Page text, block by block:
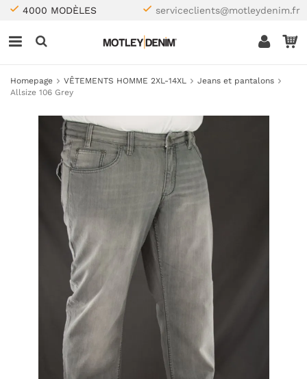
4000 MODÈLES serviceclients@motleydenim.fr
Homepage VÊTEMENTS HOMME 2XL-14XL
Jeans et pantalons
Allsize 106 Grey